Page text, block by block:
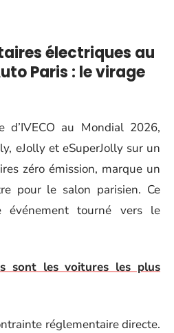
électriques au
Paris : le virage
d’IVECO au Mondial 2026,
eJolly et eSuperJolly sur un
zéro émission, marque un
pour le salon parisien. Ce
événement tourné vers le
sont les voitures les plus
réglementaire directe.